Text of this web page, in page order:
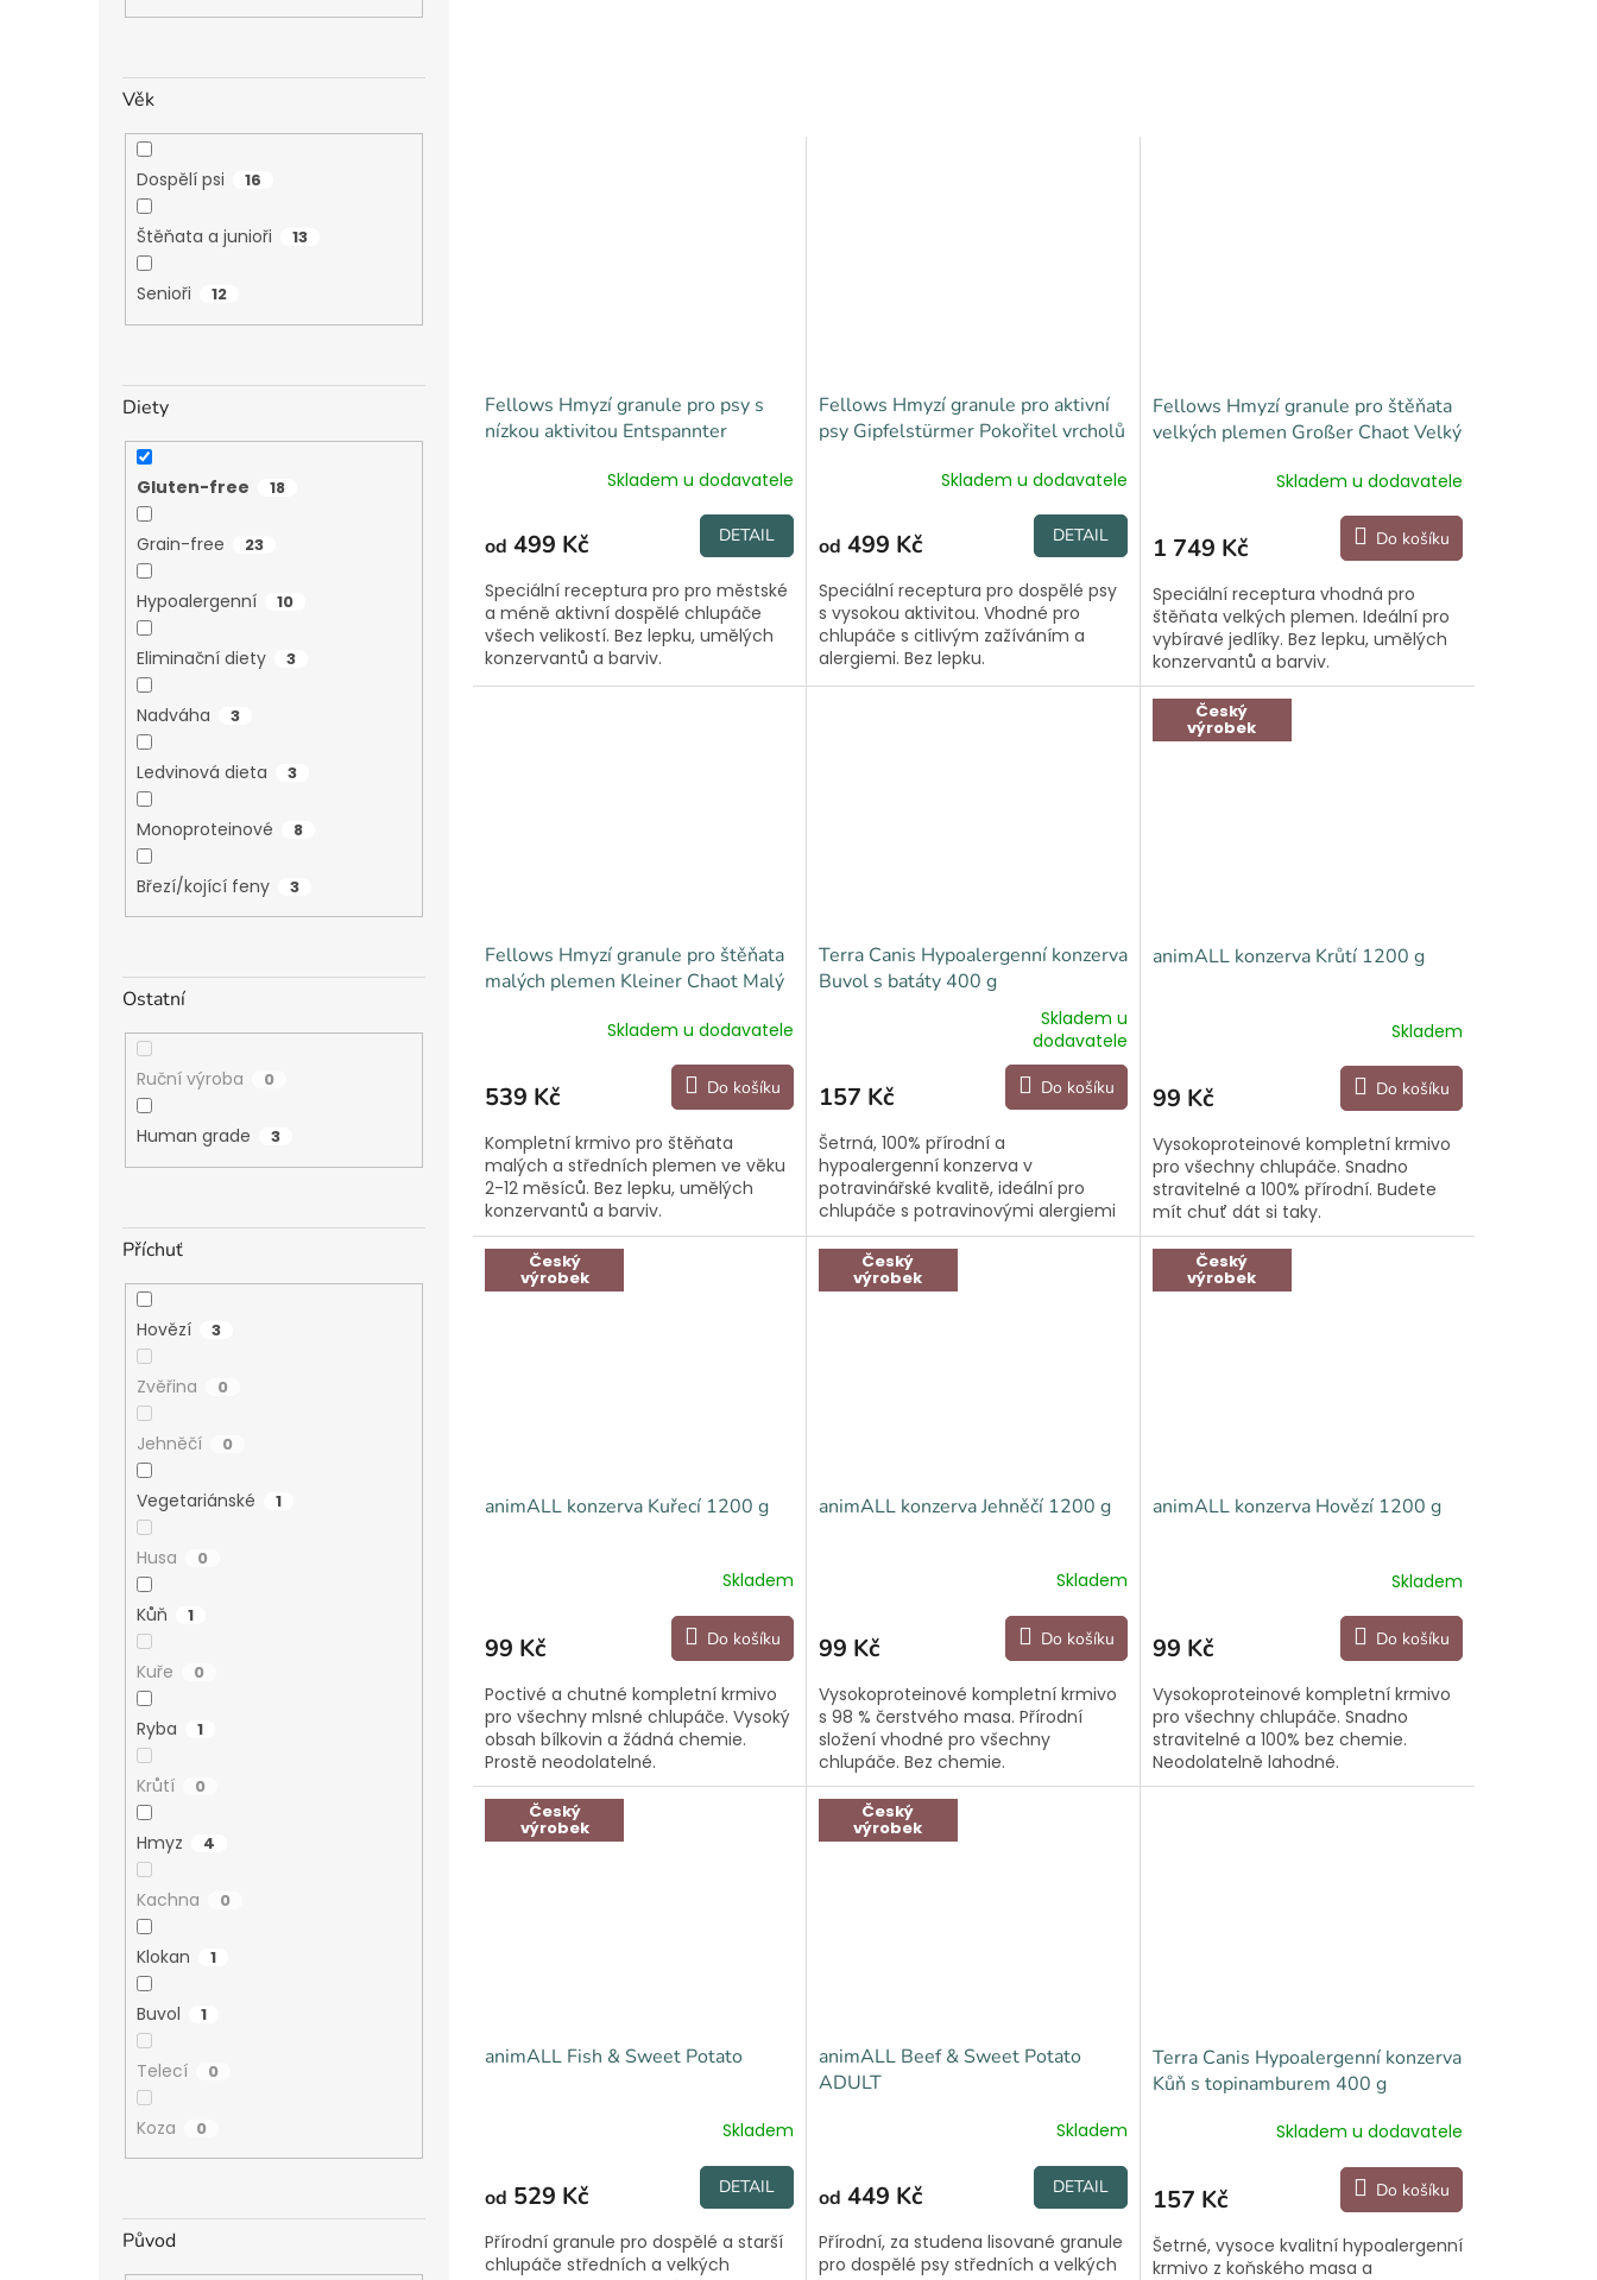
Věk
Dospělí psi 16
Štěňata a junioři 13
Senioři 12
Diety
Gluten-free 18
Grain-free 23
Hypoalergenní 10
Eliminační diety 3
Nadváha 3
Ledvinová dieta 3
Monoproteinové 8
Březí/kojící feny 3
Ostatní
Ruční výroba 0
Human grade 3
Příchuť
Hovězí 3
Zvěřina 0
Jehněčí 0
Vegetariánské 1
Husa 0
Kůň 1
Kuře 0
Ryba 1
Krůtí 0
Hmyz 4
Kachna 0
Klokan 1
Buvol 1
Telecí 0
Koza 0
Původ
Fellows Hmyzí granule pro psy s
nízkou aktivitou Entspannter
Skladem u dodavatele
od 499 Kč DETAIL
Speciální receptura pro pro městské
a méně aktivní dospělé chlupáče
všech velikostí. Bez lepku, umělých
konzervantů a barviv.
Fellows Hmyzí granule pro aktivní
psy Gipfelstürmer Pokořitel vrcholů
Skladem u dodavatele
od 499 Kč DETAIL
Speciální receptura pro dospělé psy
s vysokou aktivitou. Vhodné pro
chlupáče s citlivým zažíváním a
alergiemi. Bez lepku.
Fellows Hmyzí granule pro štěňata
velkých plemen Großer Chaot Velký
Skladem u dodavatele
1 749 Kč Do košíku
Speciální receptura vhodná pro
štěňata velkých plemen. Ideální pro
vybíravé jedlíky. Bez lepku, umělých
konzervantů a barviv.
Fellows Hmyzí granule pro štěňata
malých plemen Kleiner Chaot Malý
Skladem u dodavatele
539 Kč Do košíku
Kompletní krmivo pro štěňata
malých a středních plemen ve věku
2-12 měsíců. Bez lepku, umělých
konzervantů a barviv.
Terra Canis Hypoalergenní konzerva
Buvol s batáty 400 g
je
z
5
hvězdiček.
Skladem u
dodavatele
157 Kč Do košíku
Šetrná, 100% přírodní a
hypoalergenní konzerva v
potravinářské kvalitě, ideální pro
chlupáče s potravinovými alergiemi
a intolerancemi.
Český
výrobek
animALL konzerva Krůtí 1200 g
Skladem
99 Kč Do košíku
Vysokoproteinové kompletní krmivo
pro všechny chlupáče. Snadno
stravitelné a 100% přírodní. Budete
mít chuť dát si taky.
Český
výrobek
animALL konzerva Kuřecí 1200 g
Skladem
99 Kč Do košíku
Poctivé a chutné kompletní krmivo
pro všechny mlsné chlupáče. Vysoký
obsah bílkovin a žádná chemie.
Prostě neodolatelné.
Český
výrobek
animALL konzerva Jehněčí 1200 g
Skladem
99 Kč Do košíku
Vysokoproteinové kompletní krmivo
s 98 % čerstvého masa. Přírodní
složení vhodné pro všechny
chlupáče. Bez chemie.
Český
výrobek
animALL konzerva Hovězí 1200 g
Skladem
99 Kč Do košíku
Vysokoproteinové kompletní krmivo
pro všechny chlupáče. Snadno
stravitelné a 100% bez chemie.
Neodolatelně lahodné.
Český
výrobek
animALL Fish & Sweet Potato
Skladem
od 529 Kč DETAIL
Přírodní granule pro dospělé a starší
chlupáče středních a velkých
Český
výrobek
animALL Beef & Sweet Potato
ADULT
Skladem
od 449 Kč DETAIL
Přírodní, za studena lisované granule
pro dospělé psy středních a velkých
Terra Canis Hypoalergenní konzerva
Kůň s topinamburem 400 g
Skladem u dodavatele
157 Kč Do košíku
Šetrné, vysoce kvalitní hypoalergenní
krmivo z koňského masa a